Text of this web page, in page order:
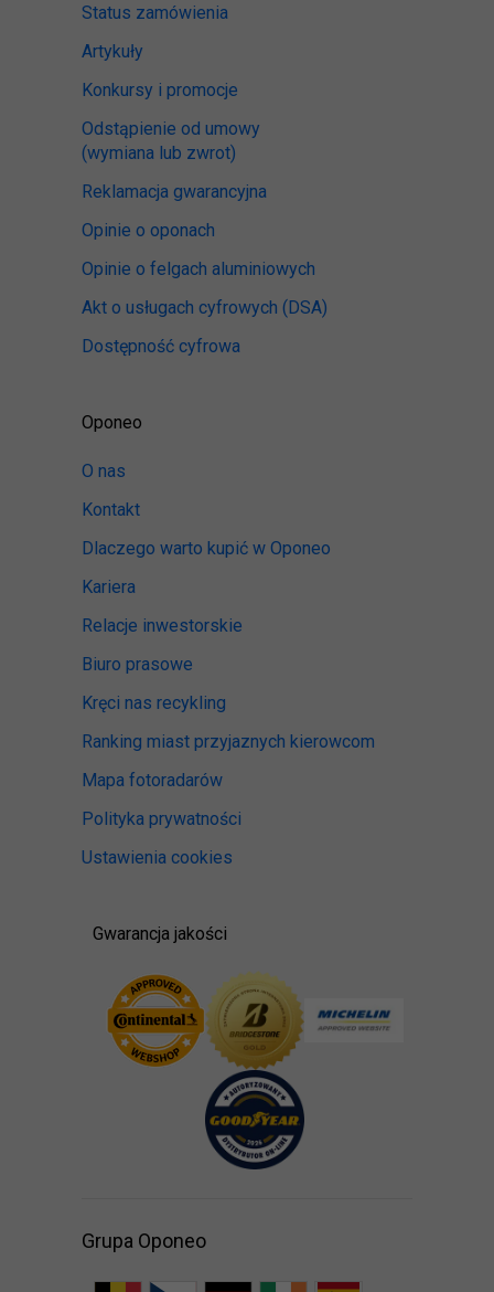
Status zamówienia
Artykuły
Konkursy i promocje
Odstąpienie od umowy
(wymiana lub zwrot)
Reklamacja gwarancyjna
Opinie o oponach
Opinie o felgach aluminiowych
Akt o usługach cyfrowych (DSA)
Dostępność cyfrowa
Oponeo
O nas
Kontakt
Dlaczego warto kupić w Oponeo
Kariera
Relacje inwestorskie
Biuro prasowe
Kręci nas recykling
Ranking miast przyjaznych kierowcom
Mapa fotoradarów
Polityka prywatności
Ustawienia cookies
Gwarancja jakości
Grupa Oponeo